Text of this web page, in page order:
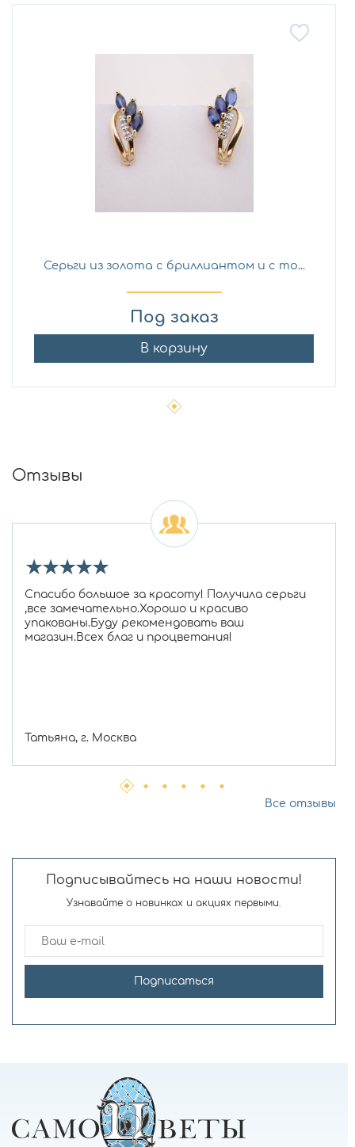
Серьги из золота с бриллиантом и с то...
Под заказ
В корзину
Отзывы
★★★★★
Спасибо большое за красоту! Получила серьги
,все замечательно.Хорошо и красиво
упакованы.Буду рекомендовать ваш
магазин.Всех благ и процветания!
Татьяна, г. Москва
Все отзывы
Подписывайтесь на наши новости!
Узнавайте о новинках и акциях первыми.
Подписаться